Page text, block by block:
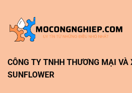
CÔNG TY TNHH THƯƠNG MẠI
SUNFLOWER